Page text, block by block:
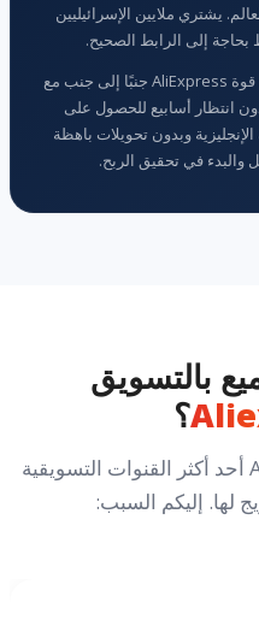
يشتري ملايين الإسرائيليين
يتيح لك Affiracle الاستمتاع بالعالمين: قوة AliExpress جنبًا إلى جنب مع
انتظار أسابيع للحصول على
وبدون تحويلات باهظة
في تحقيق الربح.
بالتسويق
؟
يعد برنامج Ali Express Affiliate أحد أكثر القنوات التسويقية
لها. إليكم السبب: